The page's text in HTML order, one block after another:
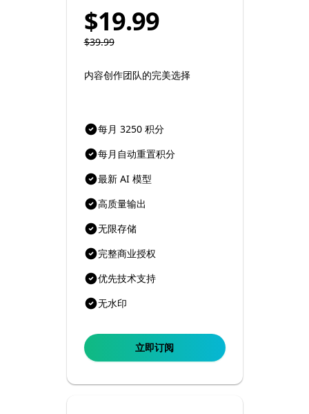
$19.99
$39.99
内容创作团队的完美选择
每月 3250 积分
每月自动重置积分
最新 AI 模型
高质量输出
无限存储
完整商业授权
优先技术支持
无水印
立即订阅